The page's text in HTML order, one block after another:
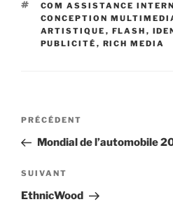
COM ASSISTANCE
CONCEPTION
ARTISTIQUE , FLASH ,
PUBLICITÉ , RICH MEDIA
PRÉCÉDENT
Mondial de l’automobile
SUIVANT
EthnicWood